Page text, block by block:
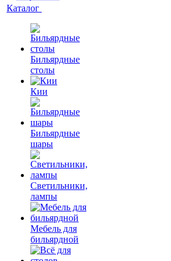
Каталог
Бильярдные
столы
Кии
Бильярдные
шары
Светильники,
лампы
Мебель для
бильярдной